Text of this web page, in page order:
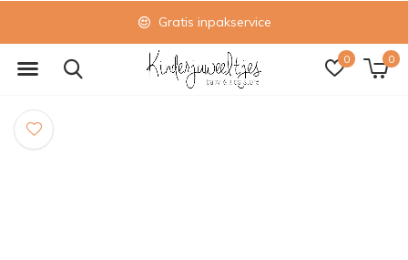
0 0
Gratis inpakservice